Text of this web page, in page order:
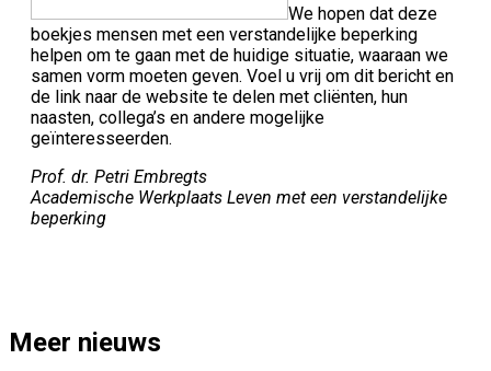
We hopen dat deze
boekjes mensen met een verstandelijke beperking
helpen om te gaan met de huidige situatie, waaraan we
samen vorm moeten geven. Voel u vrij om dit bericht en
de link naar de website te delen met cliënten, hun
naasten, collega’s en andere mogelijke
geïnteresseerden.
Prof. dr. Petri Embregts
Academische Werkplaats Leven met een verstandelijke
beperking
Meer nieuws